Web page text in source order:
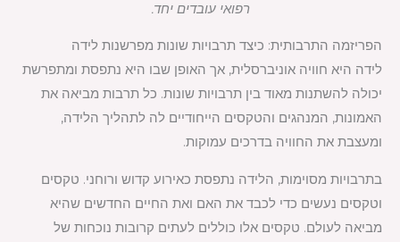
רפואי עובדים יחד.
הפריזמה התרבותית: כיצד תרבויות שונות מפרשנות לידה
לידה היא חוויה אוניברסלית, אך האופן שבו היא נתפסת ומתפרשת
יכולה להשתנות מאוד בין תרבויות שונות. כל תרבות מביאה את
האמונות, המנהגים והטקסים הייחודיים לה לתהליך הלידה,
ומעצבת את החוויה בדרכים עמוקות.
בתרבויות מסוימות, הלידה נתפסת כאירוע קדוש ורוחני. טקסים
וטקסים נעשים כדי לכבד את האם ואת החיים החדשים שהיא
מביאה לעולם. טקסים אלו כוללים לעתים קרובות נוכחות של